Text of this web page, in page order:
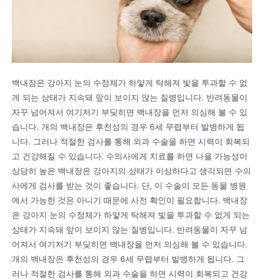
백내장은 강아지 눈의 수정체가 하얗게 탁해져 빛을 투과할 수 없
게 되는 상태가 지속돼 앞이 보이지 않는 질병입니다. 반려동물이
자꾸 넘어져서 여기저기 부딪히면 백내장을 먼저 의심해 볼 수 있
습니다. 개의 백내장은 후천성의 경우 6세 무렵부터 발병하게 됩
니다. 그러나 적절한 검사를 통해 외과 수술을 하면 시력이 회복되
고 건강해질 수 있습니다. 수의사에게 치료를 하면 나을 가능성이
상당히 높은 백내장은 강아지의 상태가 이상하다고 생각되면 수의
사에게 검사를 받는 것이 좋습니다. 단, 이 수술이 모든 동물 병원
에서 가능한 것은 아니기 때문에 사전 확인이 필요합니다. 백내장
은 강아지 눈의 수정체가 하얗게 탁해져 빛을 투과할 수 없게 되는
상태가 지속돼 앞이 보이지 않는 질병입니다. 반려동물이 자꾸 넘
어져서 여기저기 부딪히면 백내장을 먼저 의심해 볼 수 있습니다.
개의 백내장은 후천성의 경우 6세 무렵부터 발병하게 됩니다. 그
러나 적절한 검사를 통해 외과 수술을 하면 시력이 회복되고 건강